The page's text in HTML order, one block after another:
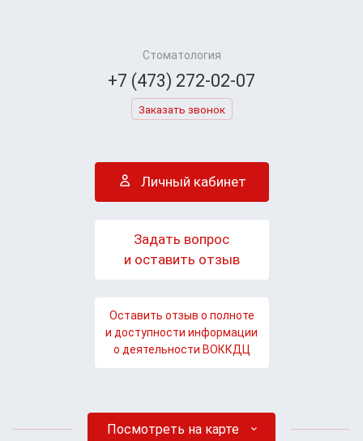
Стоматология
+7 (473) 272-02-07
Заказать звонок
Личный кабинет
Задать вопрос
и оставить отзыв
Оставить отзыв о полноте
и доступности информации
о деятельности ВОККДЦ
Посмотреть на карте